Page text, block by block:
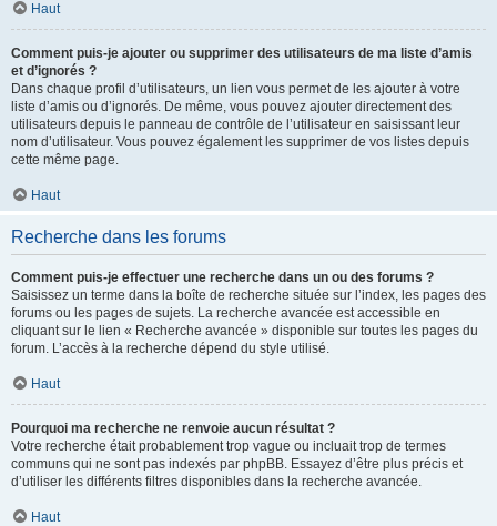
Haut
Comment puis-je ajouter ou supprimer des utilisateurs de ma liste d’amis
et d’ignorés ?
Dans chaque profil d’utilisateurs, un lien vous permet de les ajouter à votre
liste d’amis ou d’ignorés. De même, vous pouvez ajouter directement des
utilisateurs depuis le panneau de contrôle de l’utilisateur en saisissant leur
nom d’utilisateur. Vous pouvez également les supprimer de vos listes depuis
cette même page.
Haut
Recherche dans les forums
Comment puis-je effectuer une recherche dans un ou des forums ?
Saisissez un terme dans la boîte de recherche située sur l’index, les pages des
forums ou les pages de sujets. La recherche avancée est accessible en
cliquant sur le lien « Recherche avancée » disponible sur toutes les pages du
forum. L’accès à la recherche dépend du style utilisé.
Haut
Pourquoi ma recherche ne renvoie aucun résultat ?
Votre recherche était probablement trop vague ou incluait trop de termes
communs qui ne sont pas indexés par phpBB. Essayez d’être plus précis et
d’utiliser les différents filtres disponibles dans la recherche avancée.
Haut